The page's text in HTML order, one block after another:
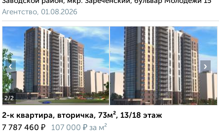
Агентство, 01.08.2026
2/2
‹ ›
2-к квартира, вторичка, 73м², 13/18 этаж
7 787 460 ₽ 107 000 ₽ за м²